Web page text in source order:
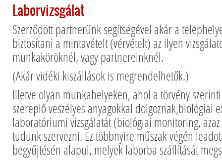
Laborvizsgálat
Szerződött partnerünk segítségével akár a
biztosítani a mintavételt (vérvételt) az ilyen
munkaköröknél, vagy partnereinknél.
(Akár vidéki kiszállások is megrendelhetők.)
Illetve olyan munkahelyeken, ahol a törvény
szereplő veszélyes anyagokkal dolgoznak,biológiai
laboratóriumi vizsgálatát (biológiai monitoring,
tudunk szervezni. Ez többnyire műszak végén
begyűjtésén alapul, melyek laborba szállítását